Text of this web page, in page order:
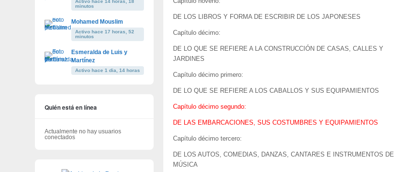
DE LOS LIBROS Y FORMA DE ESCRIBIR DE LOS JAPONESES
Capítulo décimo:
DE LO QUE SE REFIERE A LA CONSTRUCCIÓN DE CASAS, CALLES Y
JARDINES
Capítulo décimo primero:
DE LO QUE SE REFIERE A LOS CABALLOS Y SUS EQUIPAMIENTOS
Capítulo décimo segundo:
DE LAS EMBARCACIONES, SUS COSTUMBRES Y EQUIPAMIENTOS
Capítulo décimo tercero:
DE LOS AUTOS, COMEDIAS, DANZAS, CANTARES E INSTRUMENTOS DE
MÚSICA
minutos
Mohamed Mouslim
Activo hace 17 horas, 52
minutos
Esmeralda de Luis y
Martínez
Activo hace 1 dia, 14 horas
Quién está en línea
Actualmente no hay usuarios
conectados